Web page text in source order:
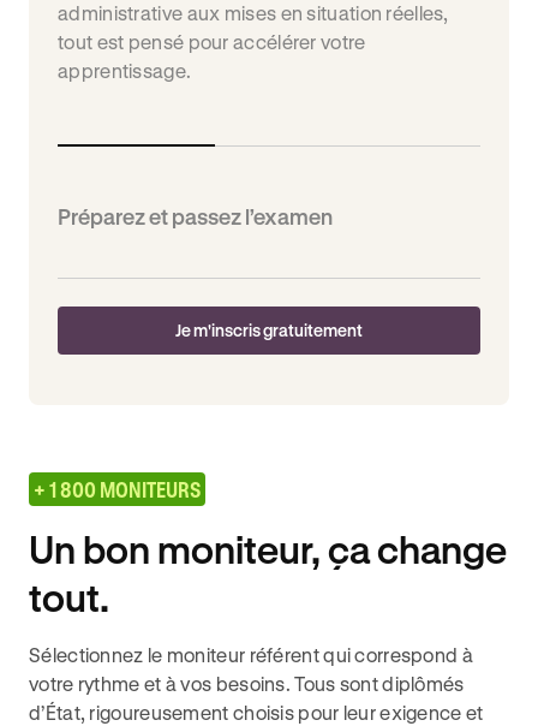
administrative aux mises en situation réelles,
tout est pensé pour accélérer votre
apprentissage.
Préparez et passez l’examen
Je m'inscris gratuitement
+ 1 800 MONITEURS
Un bon moniteur, ça change
tout.
Sélectionnez le moniteur référent qui correspond à
votre rythme et à vos besoins. Tous sont diplômés
d’État, rigoureusement choisis pour leur exigence et